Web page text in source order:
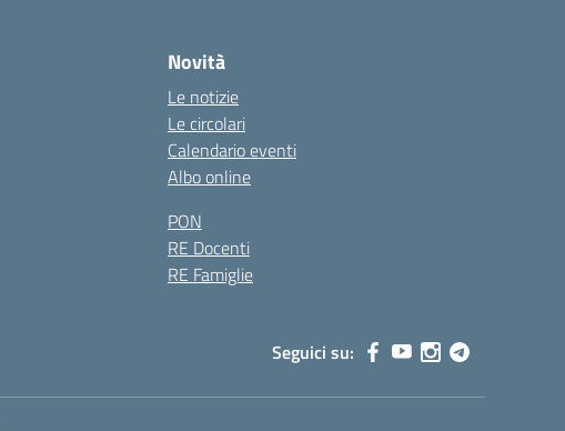
Novità
Le notizie
Le circolari
Calendario eventi
Albo online
PON
RE Docenti
RE Famiglie
Seguici su: